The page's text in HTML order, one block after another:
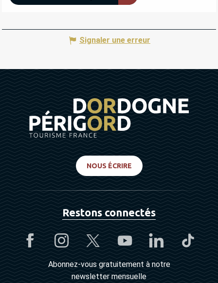
Signaler une erreur
NOUS ÉCRIRE
Restons connectés
Abonnez-vous gratuitement à notre
newsletter mensuelle